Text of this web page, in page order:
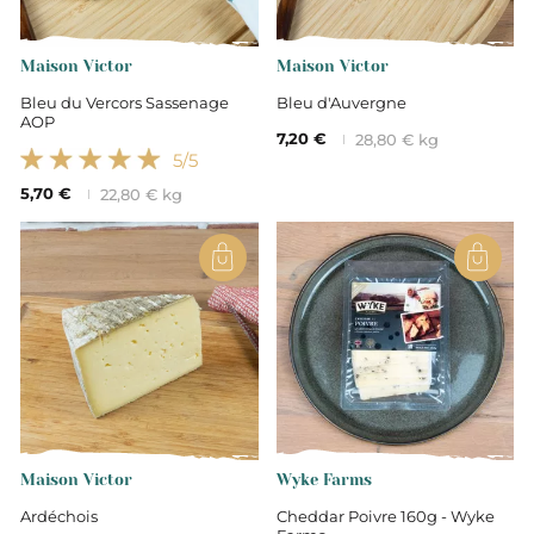
Maison Victor
Bleu du Vercors Sassenage
AOP
5/5
5,70 € 22,80 € kg
Maison Victor
Bleu d'Auvergne
7,20 €
28,80 € kg
Maison Victor
Ardéchois
Wyke Farms
Cheddar Poivre 160g - Wyke